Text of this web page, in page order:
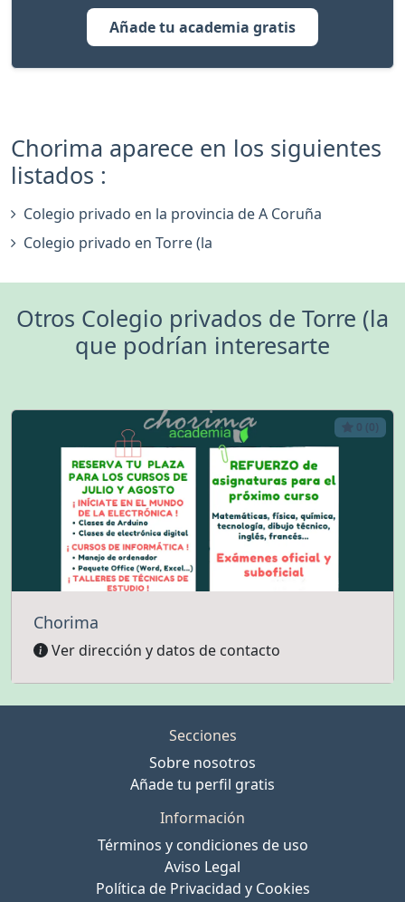
Añade tu academia gratis
Chorima aparece en los siguientes
listados :
Colegio privado en la provincia de A Coruña
Colegio privado en Torre (la
Otros Colegio privados de Torre (la
que podrían interesarte
Chorima
Ver dirección y datos de contacto
Secciones
Sobre nosotros
Añade tu perfil gratis
Información
Términos y condiciones de uso
Aviso Legal
Política de Privacidad y Cookies